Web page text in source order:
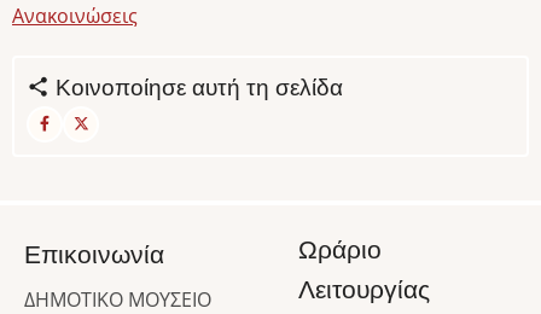
Ανακοινώσεις
Κοινοποίησε αυτή τη σελίδα
Επικοινωνία
ΔΗΜΟΤΙΚΟ ΜΟΥΣΕΙΟ
Ωράριο
Λειτουργίας